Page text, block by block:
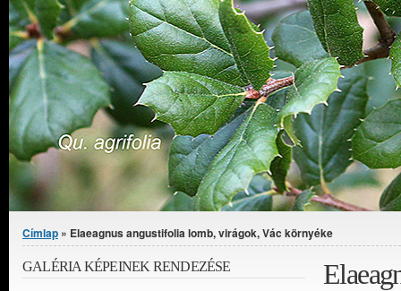
Jelenlegi hely
Címlap » Elaeagnus angustifolia lomb, virágok, Vác környéke
GALÉRIA KÉPEINEK RENDEZÉSE